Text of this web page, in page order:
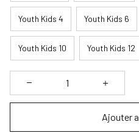
Youth Kids 4 Youth Kids 6
Youth Kids 10 Youth Kids 12
Ajouter